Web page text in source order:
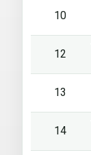
10
12
13
14